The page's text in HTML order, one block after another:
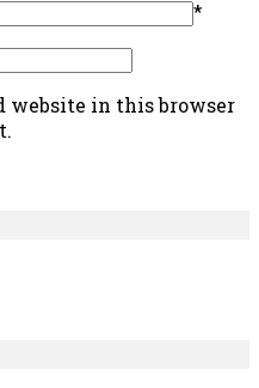
*
website in this browser